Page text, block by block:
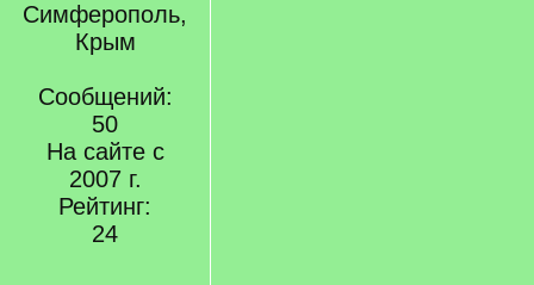
Симферополь,
Крым
Сообщений:
50
На сайте с
2007 г.
Рейтинг:
24